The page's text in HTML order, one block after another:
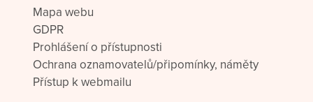
Mapa webu
GDPR
Prohlášení o přístupnosti
Ochrana oznamovatelů/připomínky, náměty
Přístup k webmailu